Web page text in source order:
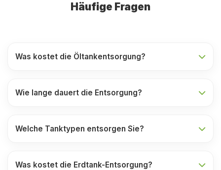
Häufige Fragen
Was kostet die Öltankentsorgung?
Wie lange dauert die Entsorgung?
Welche Tanktypen entsorgen Sie?
Was kostet die Erdtank-Entsorgung?